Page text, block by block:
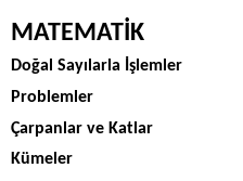
MATEMATİK
Doğal Sayılarla İşlemler
Problemler
Çarpanlar ve Katlar
Kümeler